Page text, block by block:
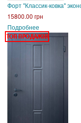
Форт "Классик-ковка"
15800.00 грн
Подробнее